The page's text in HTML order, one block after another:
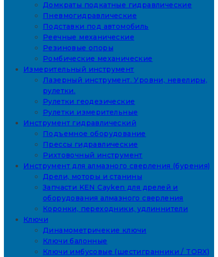
Домкраты подкатные гидравлические
Пневмогидравлические
Подставки под автомобиль
Реечные механические
Резиновые опоры
Ромбические механические
Измерительный инструмент
Лазерный инструмент. Уровни, невелиры,
рулетки.
Рулетки геодезические
Рулетки измерительные
Инструмент гидравлический
Подъемное оборудование
Прессы гидравлические
Рихтовочный инструмент
Инструмент для алмазного сверления (бурения)
Дрели, моторы и станины
Запчасти KEN Cayken для дрелей и
оборудования алмазного сверления
Коронки, переходники, удлиннители
Ключи
Динамометричекие ключи
Ключи балонные
Ключи имбусовые (шестигранники / TORX)